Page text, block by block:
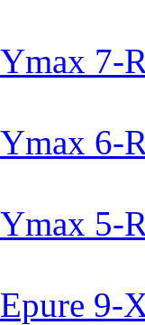
7-
6-
5-
9-